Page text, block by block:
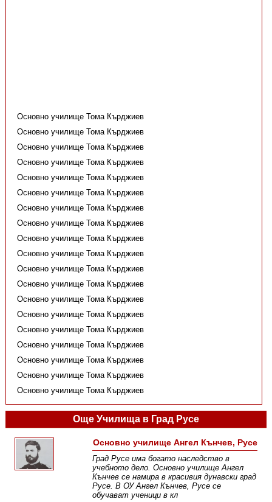
Основно училище Тома Кърджиев
Основно училище Тома Кърджиев
Основно училище Тома Кърджиев
Основно училище Тома Кърджиев
Основно училище Тома Кърджиев
Основно училище Тома Кърджиев
Основно училище Тома Кърджиев
Основно училище Тома Кърджиев
Основно училище Тома Кърджиев
Основно училище Тома Кърджиев
Основно училище Тома Кърджиев
Основно училище Тома Кърджиев
Основно училище Тома Кърджиев
Основно училище Тома Кърджиев
Основно училище Тома Кърджиев
Основно училище Тома Кърджиев
Основно училище Тома Кърджиев
Основно училище Тома Кърджиев
Основно училище Тома Кърджиев
Още Училища в Град Русе
Основно училище Ангел Кънчев, Русе
Град Русе има богато наследство в
учебното дело. Основно училище Ангел
Кънчев се намира в красивия дунавски град
Русе. В ОУ Ангел Кънчев, Русе се
обучават ученици в кл